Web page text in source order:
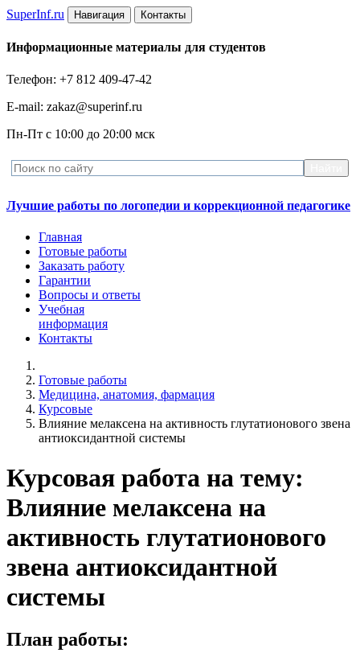
SuperInf.ru Навигация Контакты
Информационные материалы для студентов
Телефон: +7 812 409-47-42
E-mail: zakaz@superinf.ru
Пн-Пт с 10:00 до 20:00 мск
Лучшие работы по логопедии и коррекционной педагогике
Главная
Готовые работы
Заказать работу
Гарантии
Вопросы и ответы
Учебная
информация
Контакты
Готовые работы
Медицина, анатомия, фармация
Курсовые
Влияние мелаксена на активность глутатионового звена
антиоксидантной системы
Курсовая работа на тему:
Влияние мелаксена на
активность глутатионового
звена антиоксидантной
системы
План работы: